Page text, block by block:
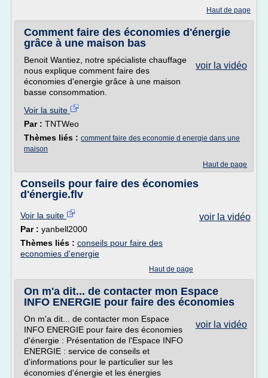
Haut de page
Comment faire des économies d'énergie
grâce à une maison bas
voir la vidéo
Benoit Wantiez, notre spécialiste chauffage
nous explique comment faire des
économies d'energie grâce à une maison
basse consommation.
Voir la suite
Par : TNTWeo
Thèmes liés : comment faire des economie d energie dans une
maison
Haut de page
Conseils pour faire des économies
d'énergie.flv
voir la vidéo
Voir la suite
Par : yanbell2000
Thèmes liés : conseils pour faire des
economies d'energie
Haut de page
On m'a dit... de contacter mon Espace
INFO ENERGIE pour faire des économies
voir la vidéo
On m'a dit... de contacter mon Espace
INFO ENERGIE pour faire des économies
d'énergie : Présentation de l'Espace INFO
ENERGIE : service de conseils et
d'informations pour le particulier sur les
économies d'énergie et les énergies